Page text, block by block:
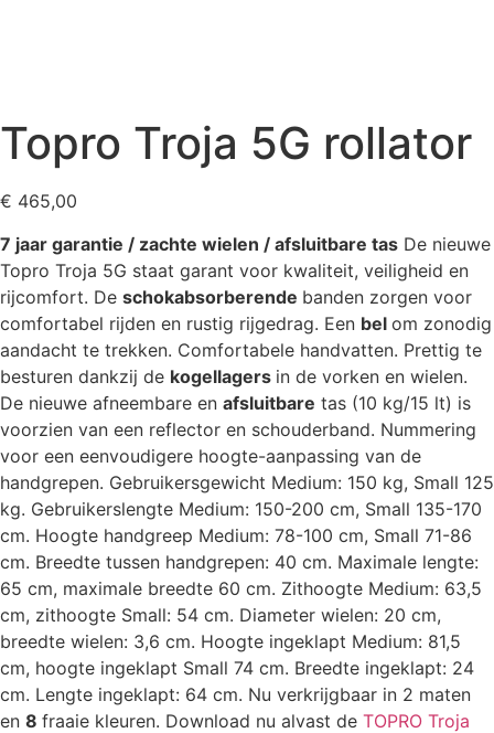
Topro Troja 5G rollator
€ 465,00
7 jaar garantie / zachte wielen / afsluitbare tas De nieuwe
Topro Troja 5G staat garant voor kwaliteit, veiligheid en
rijcomfort. De schokabsorberende banden zorgen voor
comfortabel rijden en rustig rijgedrag. Een bel om zonodig
aandacht te trekken. Comfortabele handvatten. Prettig te
besturen dankzij de kogellagers in de vorken en wielen.
De nieuwe afneembare en afsluitbare tas (10 kg/15 lt) is
voorzien van een reflector en schouderband. Nummering
voor een eenvoudigere hoogte-aanpassing van de
handgrepen. Gebruikersgewicht Medium: 150 kg, Small 125
kg. Gebruikerslengte Medium: 150-200 cm, Small 135-170
cm. Hoogte handgreep Medium: 78-100 cm, Small 71-86
cm. Breedte tussen handgrepen: 40 cm. Maximale lengte:
65 cm, maximale breedte 60 cm. Zithoogte Medium: 63,5
cm, zithoogte Small: 54 cm. Diameter wielen: 20 cm,
breedte wielen: 3,6 cm. Hoogte ingeklapt Medium: 81,5
cm, hoogte ingeklapt Small 74 cm. Breedte ingeklapt: 24
cm. Lengte ingeklapt: 64 cm. Nu verkrijgbaar in 2 maten
en 8 fraaie kleuren. Download nu alvast de TOPRO Troja